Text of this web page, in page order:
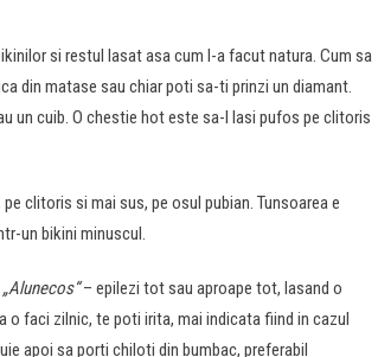
si restul lasat asa cum l-a facut natura. Cum sa
din matase sau chiar poti sa-ti prinzi un diamant.
un cuib. O chestie hot este sa-l lasi pufos pe clitoris
clitoris si mai sus, pe osul pubian. Tunsoarea e
un bikini minuscul.
„Alunecos“– epilezi tot sau aproape tot, lasand o
o faci zilnic, te poti irita, mai indicata fiind in cazul
apoi sa porti chiloti din bumbac, preferabil